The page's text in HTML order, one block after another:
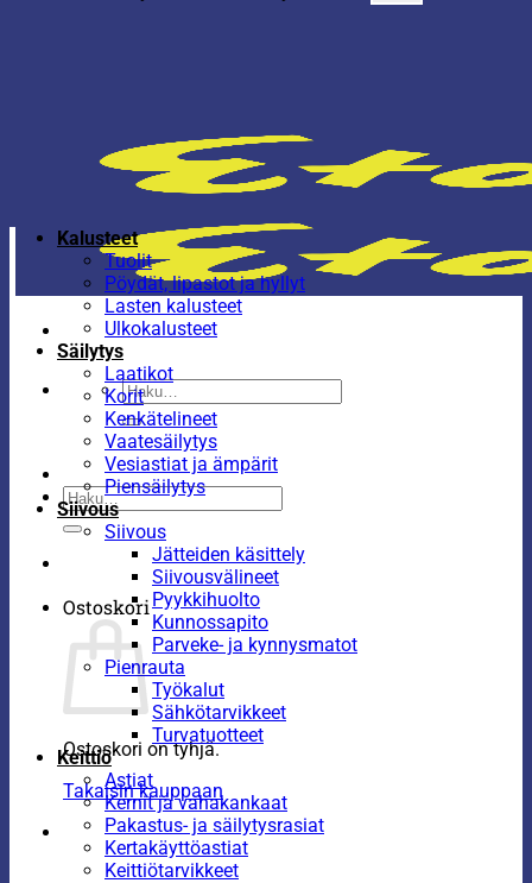
Etsi:
Etsi:
Ostoskori
Ostoskori on tyhjä.
Takaisin kauppaan
Kalusteet
Tuolit
Pöydät, lipastot ja hyllyt
Lasten kalusteet
Ulkokalusteet
Säilytys
Laatikot
Korit
Kenkätelineet
Vaatesäilytys
Vesiastiat ja ämpärit
Piensäilytys
Siivous
Siivous
Jätteiden käsittely
Siivousvälineet
Pyykkihuolto
Kunnossapito
Parveke- ja kynnysmatot
Pienrauta
Työkalut
Sähkötarvikkeet
Turvatuotteet
Keittiö
Astiat
Kernit ja vahakankaat
Pakastus- ja säilytysrasiat
Kertakäyttöastiat
Keittiötarvikkeet